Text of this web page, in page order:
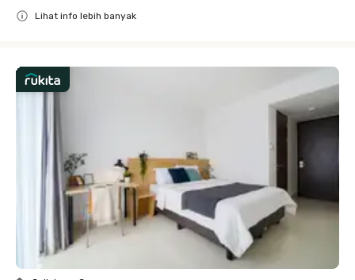
Lihat info lebih banyak